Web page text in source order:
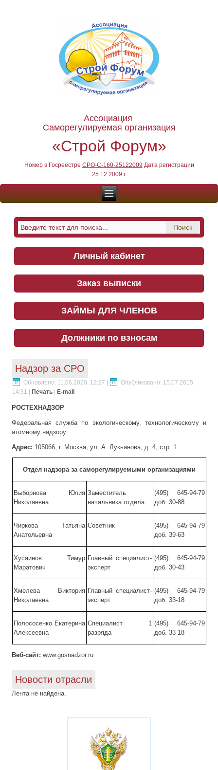
Ассоциация
Саморегулируемая организация
«Строй Форум»
Номер в Госреестре СРО-С-160-25122009 Дата регистрации
25.12.2009 г.
Личный кабинет
Заказ выписки
ЗАЙМЫ ДЛЯ ЧЛЕНОВ
Должники по взносам
Надзор за СРО
Обновлено: 11.06.2020, 12:27
Опубликовано: 15.07.2015,
14:31
Печать E-mail
РОСТЕХНАДЗОР
Федеральная служба по экологическому, технологическому и
атомному надзору
Адрес: 105066, г. Москва, ул. А. Лукьянова, д. 4, стр. 1
Отдел надзора за саморегулируемыми организациями
Выборнова Юлия
Николаевна
Заместитель
начальника отдела
(495) 645-94-79
доб. 30-88
Чиркова Татьяна
Анатольевна
Советник
(495) 645-94-79
доб. 39-63
Хусяинов Тимур
Маратович
Главный специалист-
эксперт
(495) 645-94-79
доб. 30-43
Хмелева Виктория
Николаевна
Главный специалист-
эксперт
(495) 645-94-79
доб. 33-18
Полососенко Екатерина
Алексеевна
Специалист 1
разряда
(495) 645-94-79
доб. 33-18
Веб-сайт: www.gosnadzor.ru
Новости отрасли
Лента не найдена.